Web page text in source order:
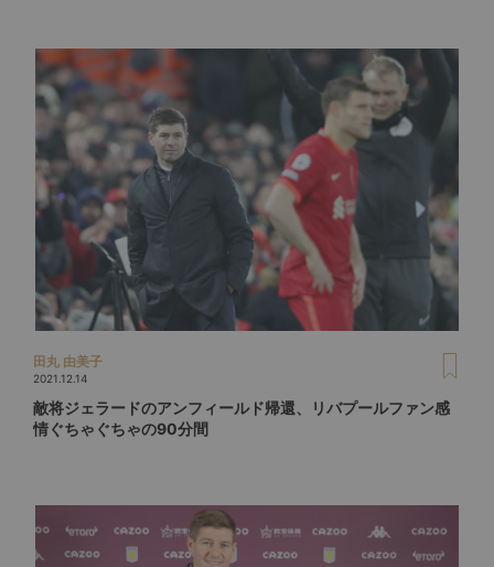
田丸 由美子
2021.12.14
敵将ジェラードのアンフィールド帰還、リバプールファン感
情ぐちゃぐちゃの90分間